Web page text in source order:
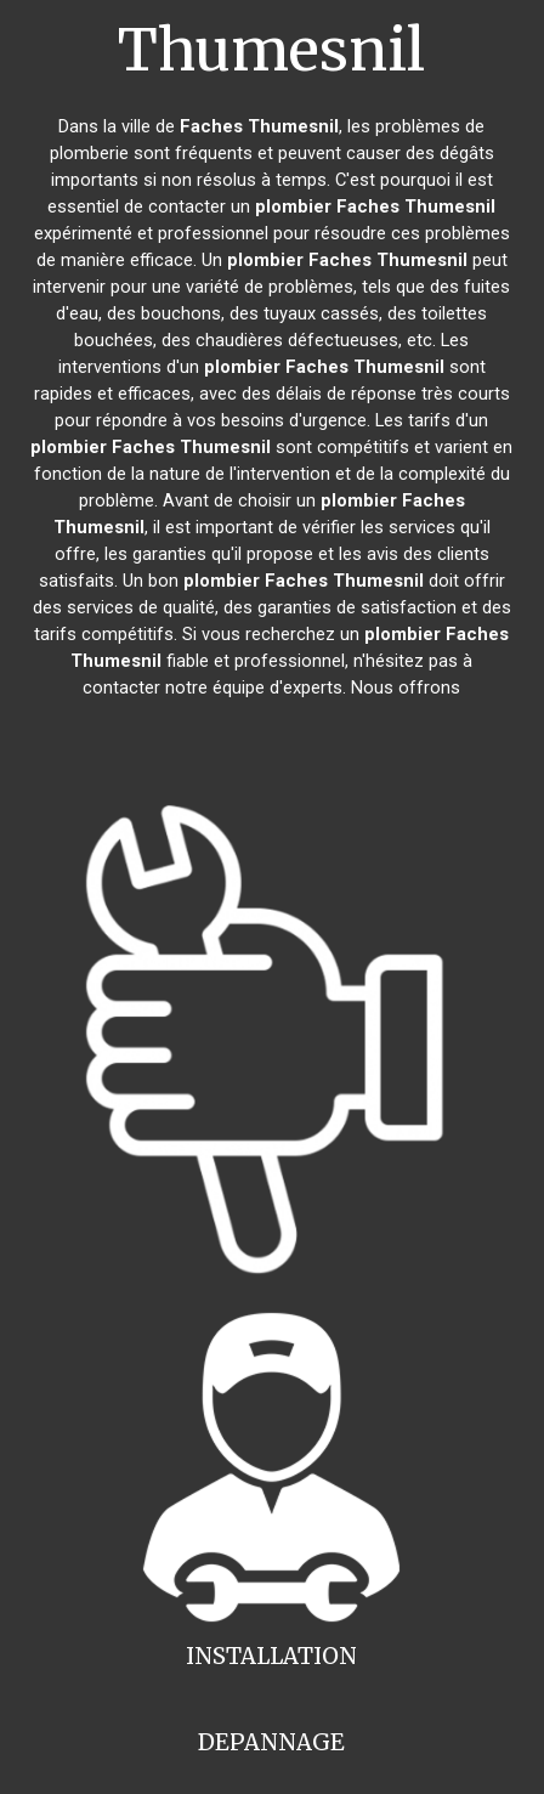
Thumesnil
Dans la ville de Faches Thumesnil, les problèmes de
plomberie sont fréquents et peuvent causer des dégâts
importants si non résolus à temps. C'est pourquoi il est
essentiel de contacter un plombier Faches Thumesnil
expérimenté et professionnel pour résoudre ces problèmes
de manière efficace. Un plombier Faches Thumesnil peut
intervenir pour une variété de problèmes, tels que des fuites
d'eau, des bouchons, des tuyaux cassés, des toilettes
bouchées, des chaudières défectueuses, etc. Les
interventions d'un plombier Faches Thumesnil sont
rapides et efficaces, avec des délais de réponse très courts
pour répondre à vos besoins d'urgence. Les tarifs d'un
plombier Faches Thumesnil sont compétitifs et varient en
fonction de la nature de l'intervention et de la complexité du
problème. Avant de choisir un plombier Faches
Thumesnil, il est important de vérifier les services qu'il
offre, les garanties qu'il propose et les avis des clients
satisfaits. Un bon plombier Faches Thumesnil doit offrir
des services de qualité, des garanties de satisfaction et des
tarifs compétitifs. Si vous recherchez un plombier Faches
Thumesnil fiable et professionnel, n'hésitez pas à
contacter notre équipe d'experts. Nous offrons
INSTALLATION
DEPANNAGE